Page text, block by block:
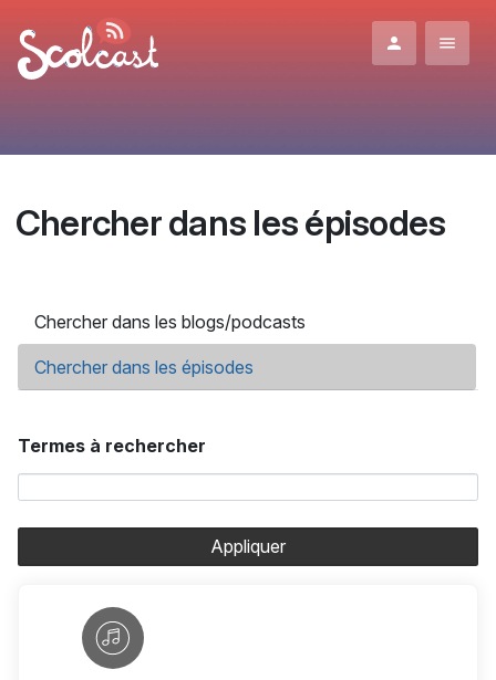
Chercher dans les épisodes
Onglets principaux
Chercher dans les blogs/podcasts
Chercher dans les épisodes
Termes à rechercher
Appliquer